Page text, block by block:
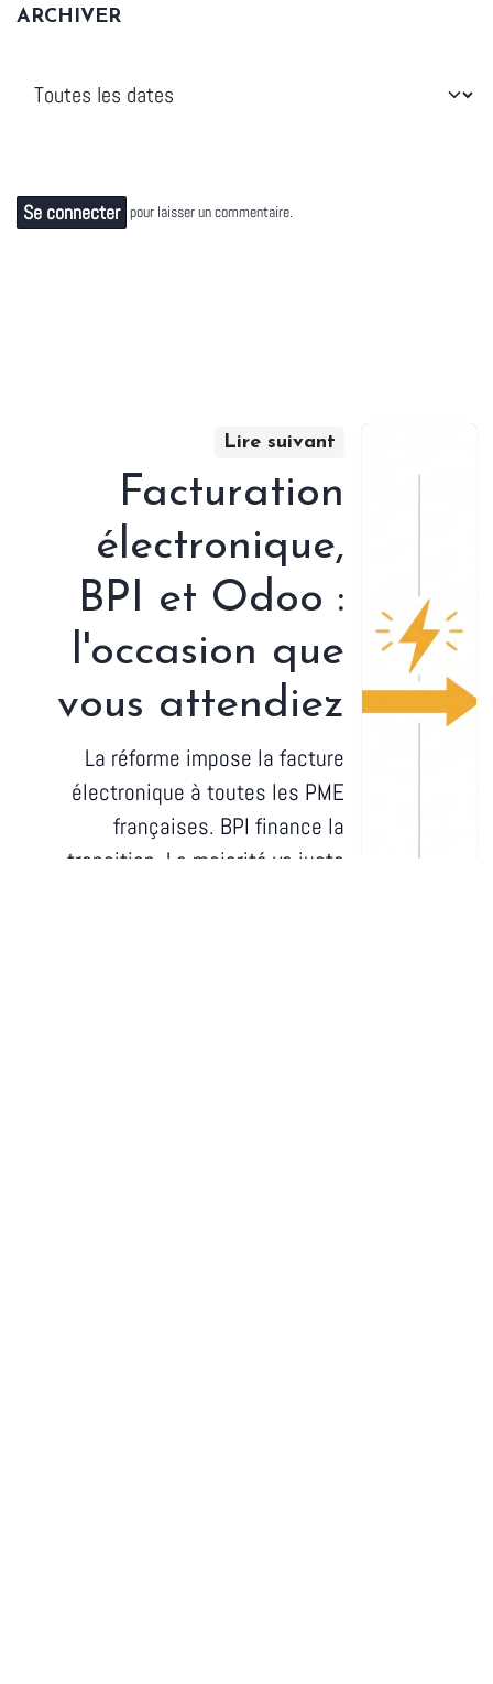
ARCHIVER
Se connecter pour laisser un commentaire.
Lire suivant
Facturation
électronique,
BPI et Odoo :
l'occasion que
vous attendiez
La réforme impose la facture
électronique à toutes les PME
françaises. BPI finance la
transition. La majorité va juste